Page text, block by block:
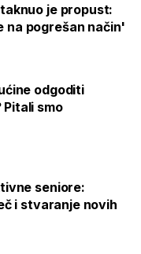
je propust:
na pogrešan način'
odgoditi
smo
seniore:
i stvaranje novih